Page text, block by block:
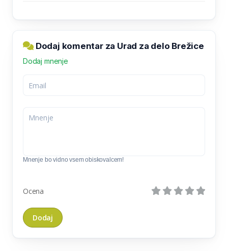
Dodaj komentar za Urad za delo Brežice
Dodaj mnenje
Mnenje bo vidno vsem obiskovalcem!
Ocena